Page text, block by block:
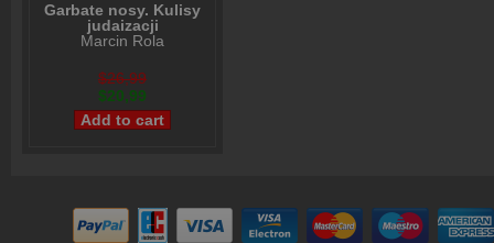
Garbate nosy. Kulisy
judaizacji
Marcin Rola
$26,99
$20,99